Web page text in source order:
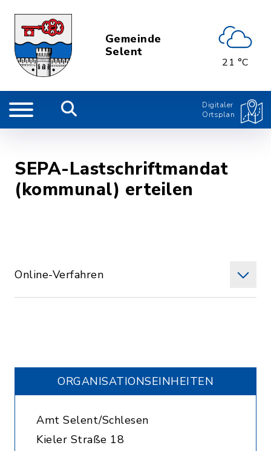
Gemeinde
Selent
21 °C
Digitaler
Ortsplan
SEPA-Lastschriftmandat
(kommunal) erteilen
Online-Verfahren
ORGANISATIONS­EINHEITEN
Amt Selent/Schlesen
Kieler Straße 18